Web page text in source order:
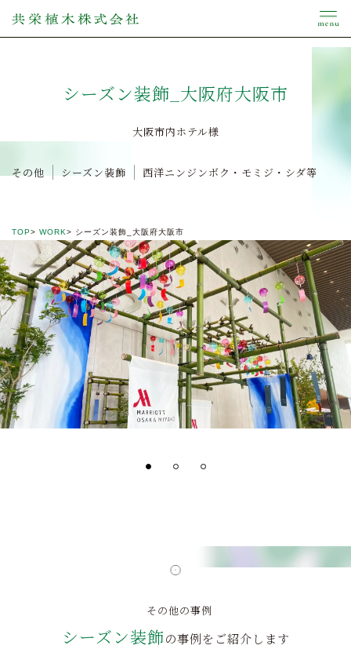
シーズン装飾_大阪府大阪市
大阪市内ホテル様
その他 シーズン装飾 西洋ニンジンボク・モミジ・シダ等
TOP WORK シーズン装飾_大阪府大阪市
シーズン装飾の事例をご紹介します
その他の事例